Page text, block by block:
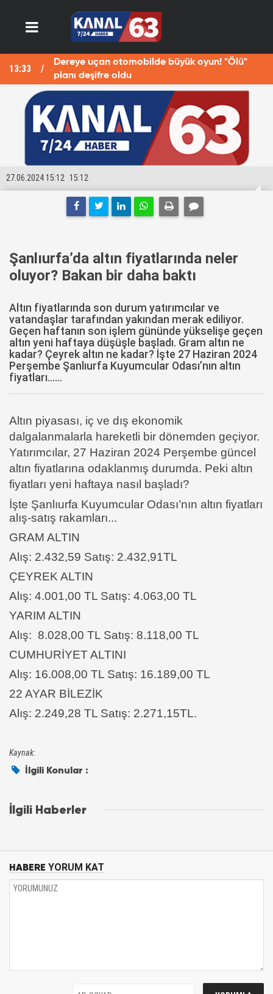
13:33
Dereye uçan otomobilde büyük oyun! "Ölü"
planı deşifre oldu
15:12
27.06.2024 15:12
Şanlıurfa’da altın fiyatlarında neler
oluyor? Bakan bir daha baktı
Altın fiyatlarında son durum yatırımcılar ve
vatandaşlar tarafından yakından merak ediliyor.
Geçen haftanın son işlem gününde yükselişe geçen
altın yeni haftaya düşüşle başladı. Gram altın ne
kadar? Çeyrek altın ne kadar? İşte 27 Haziran 2024
Perşembe Şanlıurfa Kuyumcular Odası’nın altın
fiyatları......
Altın piyasası, iç ve dış ekonomik
dalgalanmalarla hareketli bir dönemden geçiyor.
Yatırımcılar, 27 Haziran 2024 Perşembe güncel
altın fiyatlarına odaklanmış durumda. Peki altın
fiyatları yeni haftaya nasıl başladı?
İşte Şanlıurfa Kuyumcular Odası’nın altın fiyatları
alış-satış rakamları...
GRAM ALTIN
Alış: 2.432,59 Satış: 2.432,91TL
ÇEYREK ALTIN
Alış: 4.001,00 TL Satış: 4.063,00 TL
YARIM ALTIN
Alış: 8.028,00 TL Satış: 8.118,00 TL
CUMHURİYET ALTINI
Alış: 16.008,00 TL Satış: 16.189,00 TL
22 AYAR BİLEZİK
Alış: 2.249,28 TL Satış: 2.271,15TL.
Kaynak:
İlgili Konular :
İlgili Haberler
HABERE YORUM KAT